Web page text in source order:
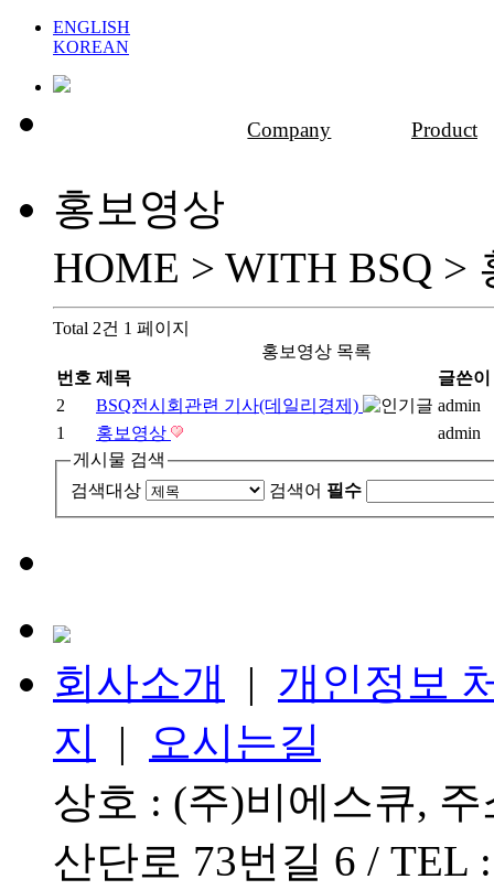
ENGLISH
KOREAN
Company Product
홍보영상
HOME > WITH BSQ >
Total 2건 1 페이지
홍보영상 목록
번호 제목
글쓴이
2
BSQ전시회관련 기사(데일리경제)
admin
1
홍보영상
admin
게시물 검색
검색대상
검색어 필수
회사소개 | 개인정보
지
|
오시는길
상호 : (주)비에스큐,
산단로 73번길 6 / TEL